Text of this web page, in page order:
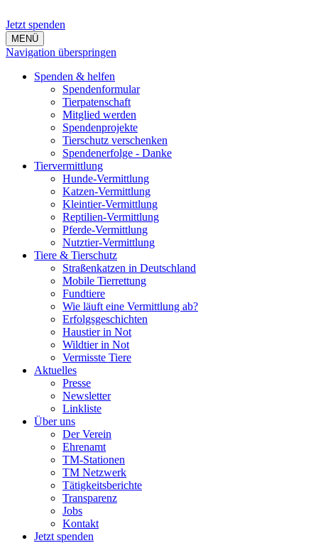
Jetzt spenden
MENÜ
Navigation überspringen
Spenden & helfen
Spendenformular
Tierpatenschaft
Mitglied werden
Spendenprojekte
Tierschutz verschenken
Spendenerfolge - Danke
Tiervermittlung
Hunde-Vermittlung
Katzen-Vermittlung
Kleintier-Vermittlung
Reptilien-Vermittlung
Pferde-Vermittlung
Nutztier-Vermittlung
Tiere & Tierschutz
Straßenkatzen in Deutschland
Mobile Tierrettung
Fundtiere
Wie läuft eine Vermittlung ab?
Erfolgsgeschichten
Haustier in Not
Wildtier in Not
Vermisste Tiere
Aktuelles
Presse
Newsletter
Linkliste
Über uns
Der Verein
Ehrenamt
TM-Stationen
TM Netzwerk
Tätigkeitsberichte
Transparenz
Jobs
Kontakt
Jetzt spenden